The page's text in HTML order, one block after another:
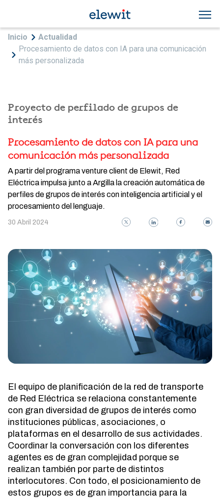
Sobrescribir enlaces de ayuda a la
Inicio
Actualidad
Procesamiento de datos con IA para una comunicación
más personalizada
Proyecto de perfilado de grupos de
interés
Procesamiento de datos con IA para una
comunicación más personalizada
A partir del programa venture client de Elewit, Red
Eléctrica impulsa junto a Argilla la creación automática de
perfiles de grupos de interés con inteligencia artificial y el
procesamiento del lenguaje.
30 Abril 2024
El equipo de planificación de la red de transporte
de Red Eléctrica se relaciona constantemente
con gran diversidad de grupos de interés como
instituciones públicas, asociaciones, o
plataformas en el desarrollo de sus actividades.
Coordinar la conversación con los diferentes
agentes es de gran complejidad porque se
realizan también por parte de distintos
interlocutores. Con todo, el posicionamiento de
estos grupos es de gran importancia para la